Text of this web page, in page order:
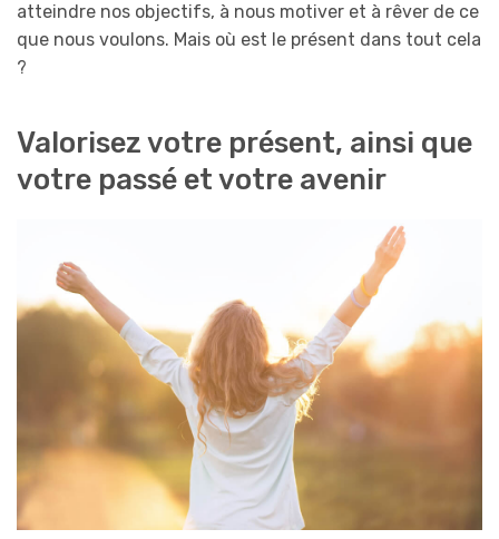
atteindre nos objectifs, à nous motiver et à rêver de ce
que nous voulons. Mais où est le présent dans tout cela
?
Valorisez votre présent, ainsi que
votre passé et votre avenir